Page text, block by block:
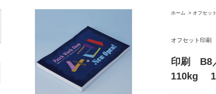
ホーム > オフセッ
オフセット印刷
印刷 B8
110kg